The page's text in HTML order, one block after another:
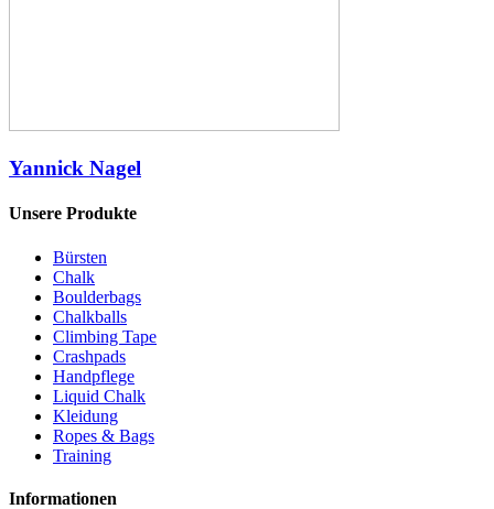
Yannick Nagel
Unsere Produkte
Bürsten
Chalk
Boulderbags
Chalkballs
Climbing Tape
Crashpads
Handpflege
Liquid Chalk
Kleidung
Ropes & Bags
Training
Informationen